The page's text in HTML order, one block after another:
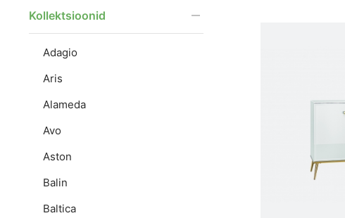
Kollektsioonid
Adagio
Aris
Alameda
Avo
Aston
Balin
Baltica